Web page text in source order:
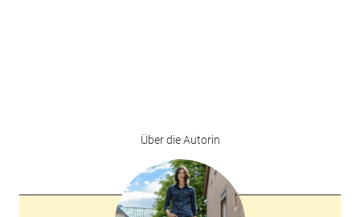
Über die Autorin